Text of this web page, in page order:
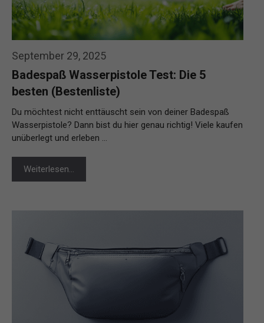
September 29, 2025
Badespaß Wasserpistole Test: Die 5
besten (Bestenliste)
Du möchtest nicht enttäuscht sein von deiner Badespaß
Wasserpistole? Dann bist du hier genau richtig! Viele kaufen
unüberlegt und erleben …
Weiterlesen…